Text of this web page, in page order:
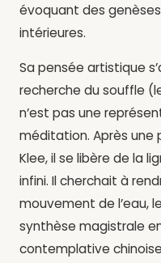
évoquant des
intérieures.
Sa pensée artistique
recherche du souffle
n’est pas une
méditation. Après une
Klee, il se libère de la
infini. Il cherchait à
mouvement de l’eau,
synthèse magistrale
contemplative